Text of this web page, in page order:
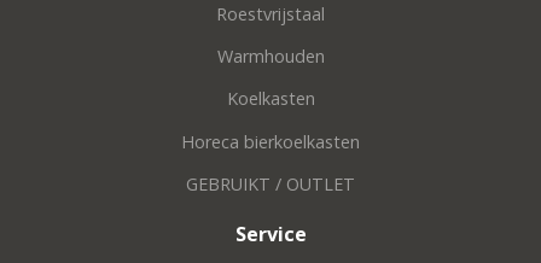
Roestvrijstaal
Warmhouden
Koelkasten
Horeca bierkoelkasten
GEBRUIKT / OUTLET
Service